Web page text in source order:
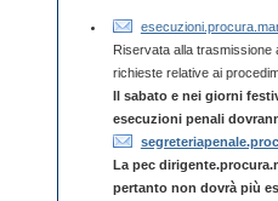
Riservata alla trasmissione
richieste relative ai
Il sabato e nei giorni
esecuzioni penali
La pec
pertanto non dovrà più